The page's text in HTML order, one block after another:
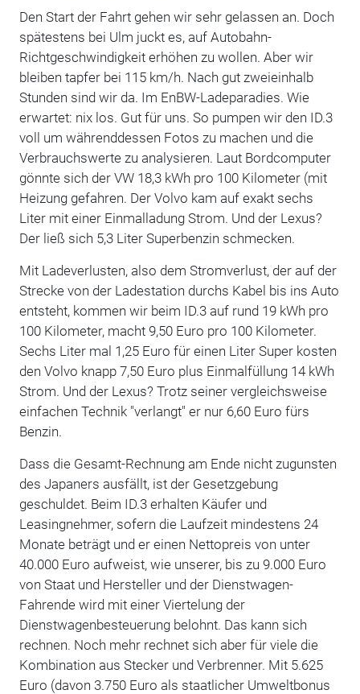
Den Start der Fahrt gehen wir sehr gelassen an. Doch
spätestens bei Ulm juckt es, auf Autobahn-
Richtgeschwindigkeit erhöhen zu wollen. Aber wir
bleiben tapfer bei 115 km/h. Nach gut zweieinhalb
Stunden sind wir da. Im EnBW-Ladeparadies. Wie
erwartet: nix los. Gut für uns. So pumpen wir den ID.3
voll um währenddessen Fotos zu machen und die
Verbrauchswerte zu analysieren. Laut Bordcomputer
gönnte sich der VW 18,3 kWh pro 100 Kilometer (mit
Heizung gefahren. Der Volvo kam auf exakt sechs
Liter mit einer Einmalladung Strom. Und der Lexus?
Der ließ sich 5,3 Liter Superbenzin schmecken.
Mit Ladeverlusten, also dem Stromverlust, der auf der
Strecke von der Ladestation durchs Kabel bis ins Auto
entsteht, kommen wir beim ID.3 auf rund 19 kWh pro
100 Kilometer, macht 9,50 Euro pro 100 Kilometer.
Sechs Liter mal 1,25 Euro für einen Liter Super kosten
den Volvo knapp 7,50 Euro plus Einmalfüllung 14 kWh
Strom. Und der Lexus? Trotz seiner vergleichsweise
einfachen Technik "verlangt" er nur 6,60 Euro fürs
Benzin.
Dass die Gesamt-Rechnung am Ende nicht zugunsten
des Japaners ausfällt, ist der Gesetzgebung
geschuldet. Beim ID.3 erhalten Käufer und
Leasingnehmer, sofern die Laufzeit mindestens 24
Monate beträgt und er einen Nettopreis von unter
40.000 Euro aufweist, wie unserer, bis zu 9.000 Euro
von Staat und Hersteller und der Dienstwagen-
Fahrende wird mit einer Viertelung der
Dienstwagenbesteuerung belohnt. Das kann sich
rechnen. Noch mehr rechnet sich aber für viele die
Kombination aus Stecker und Verbrenner. Mit 5.625
Euro (davon 3.750 Euro als staatlicher Umweltbonus